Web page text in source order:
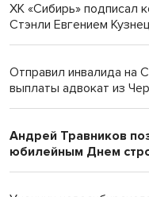
ХК «Сибирь» подписал
Стэнли Евгением
Отправил инвалида на
выплаты адвокат из
Андрей Травников
юбилейным Днем